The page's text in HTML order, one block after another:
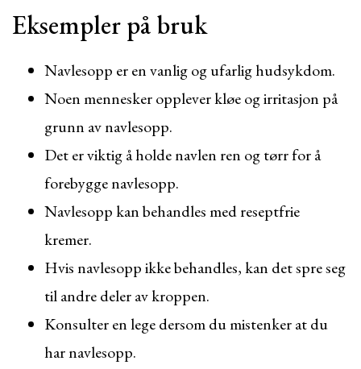
Eksempler på bruk
Navlesopp er en vanlig og ufarlig hudsykdom.
Noen mennesker opplever kløe og irritasjon på
grunn av navlesopp.
Det er viktig å holde navlen ren og tørr for å
forebygge navlesopp.
Navlesopp kan behandles med reseptfrie
kremer.
Hvis navlesopp ikke behandles, kan det spre seg
til andre deler av kroppen.
Konsulter en lege dersom du mistenker at du
har navlesopp.